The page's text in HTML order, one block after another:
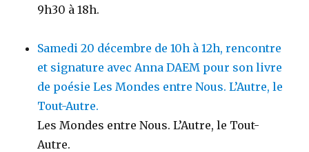
9h30 à 18h.
Samedi 20 décembre de 10h à 12h, rencontre
et signature avec Anna DAEM pour son livre
de poésie Les Mondes entre Nous. L’Autre, le
Tout-Autre.
Les Mondes entre Nous. L’Autre, le Tout-
Autre.